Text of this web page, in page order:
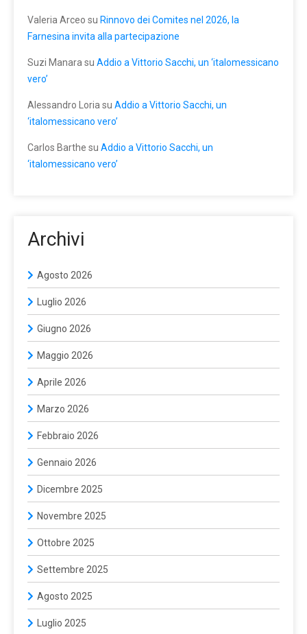
Valeria Arceo su Rinnovo dei Comites nel 2026, la
Farnesina invita alla partecipazione
Suzi Manara su Addio a Vittorio Sacchi, un ‘italomessicano
vero’
Alessandro Loria su Addio a Vittorio Sacchi, un
‘italomessicano vero’
Carlos Barthe su Addio a Vittorio Sacchi, un
‘italomessicano vero’
Archivi
Agosto 2026
Luglio 2026
Giugno 2026
Maggio 2026
Aprile 2026
Marzo 2026
Febbraio 2026
Gennaio 2026
Dicembre 2025
Novembre 2025
Ottobre 2025
Settembre 2025
Agosto 2025
Luglio 2025